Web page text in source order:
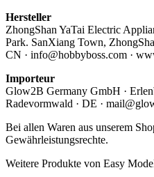
Hersteller
ZhongShan YaTai Electric
Park. SanXiang Town,
CN · info@hobbyboss.com ·
Importeur
Glow2B Germany GmbH ·
Radevormwald · DE ·
Bei allen Waren aus unserem
Gewährleistungsrechte.
Weitere Produkte von Easy